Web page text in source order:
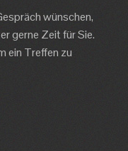
wünschen,
gerne Zeit für Sie.
ein Treffen zu